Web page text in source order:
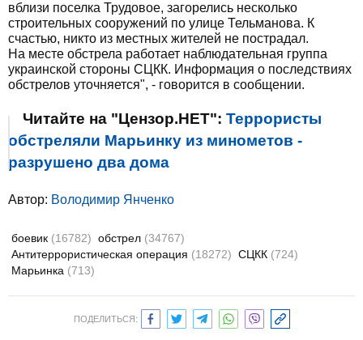
вблизи поселка Трудовое, загорелись несколько
строительных сооружений по улице Тельманова. К
счастью, никто из местных жителей не пострадал.
На месте обстрела работает наблюдательная группа
украинской стороны СЦКК. Информация о последствиях
обстрелов уточняется", - говорится в сообщении.
Читайте на "Цензор.НЕТ": Террористы
обстреляли Марьинку из минометов -
разрушено два дома
Автор: Володимир Янченко
боевик (16782) обстрел (34767)
Антитеррористическая операция (18272) СЦКК (724)
Марьинка (713)
ПОДЕЛИТЬСЯ: